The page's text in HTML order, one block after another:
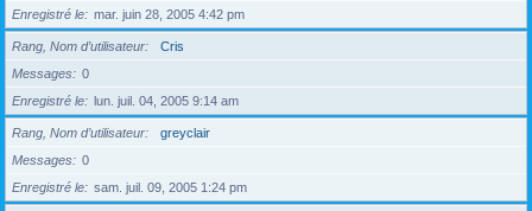
Enregistré le
mar. juin 28, 2005 4:42 pm
Rang, Nom d’utilisateur
Cris
Messages
0
Enregistré le
lun. juil. 04, 2005 9:14 am
Rang, Nom d’utilisateur
greyclair
Messages
0
Enregistré le
sam. juil. 09, 2005 1:24 pm